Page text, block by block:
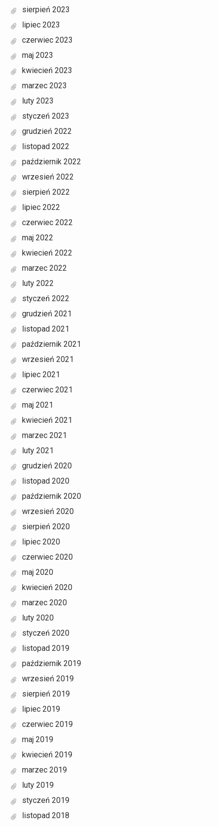
sierpień 2023
lipiec 2023
czerwiec 2023
maj 2023
kwiecień 2023
marzec 2023
luty 2023
styczeń 2023
grudzień 2022
listopad 2022
październik 2022
wrzesień 2022
sierpień 2022
lipiec 2022
czerwiec 2022
maj 2022
kwiecień 2022
marzec 2022
luty 2022
styczeń 2022
grudzień 2021
listopad 2021
październik 2021
wrzesień 2021
lipiec 2021
czerwiec 2021
maj 2021
kwiecień 2021
marzec 2021
luty 2021
grudzień 2020
listopad 2020
październik 2020
wrzesień 2020
sierpień 2020
lipiec 2020
czerwiec 2020
maj 2020
kwiecień 2020
marzec 2020
luty 2020
styczeń 2020
listopad 2019
październik 2019
wrzesień 2019
sierpień 2019
lipiec 2019
czerwiec 2019
maj 2019
kwiecień 2019
marzec 2019
luty 2019
styczeń 2019
listopad 2018